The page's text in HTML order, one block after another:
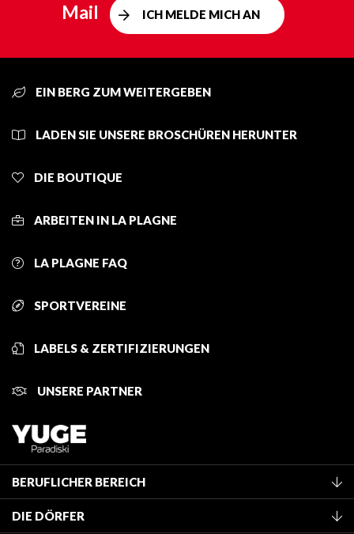
Mail
ICH MELDE MICH AN
EIN BERG ZUM WEITERGEBEN
LADEN SIE UNSERE BROSCHÜREN HERUNTER
DIE BOUTIQUE
ARBEITEN IN LA PLAGNE
LA PLAGNE FAQ
SPORTVEREINE
LABELS & ZERTIFIZIERUNGEN
UNSERE PARTNER
BERUFLICHER BEREICH
Mitglied des Fremdenverkehrsamtes werden
Klassifizierung von Möbeln
DIE DÖRFER